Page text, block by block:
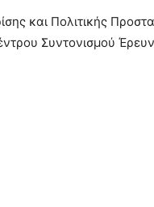
και Πολιτικής
Συντονισμού